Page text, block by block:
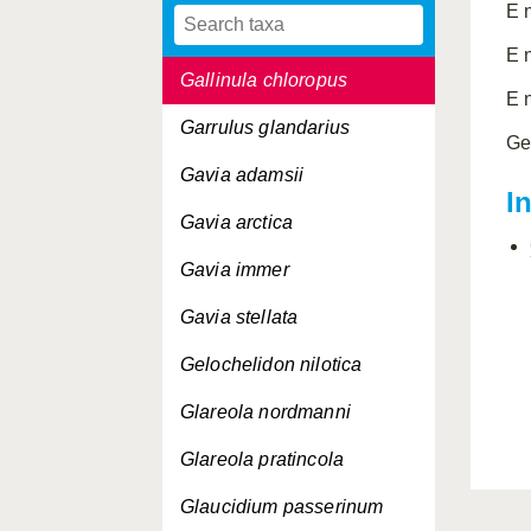
Gallinago media
Gallinula chloropus
Garrulus glandarius
Gavia adamsii
Gavia arctica
Gavia immer
Gavia stellata
Gelochelidon nilotica
Glareola nordmanni
Glareola pratincola
Glaucidium passerinum
E
E
E